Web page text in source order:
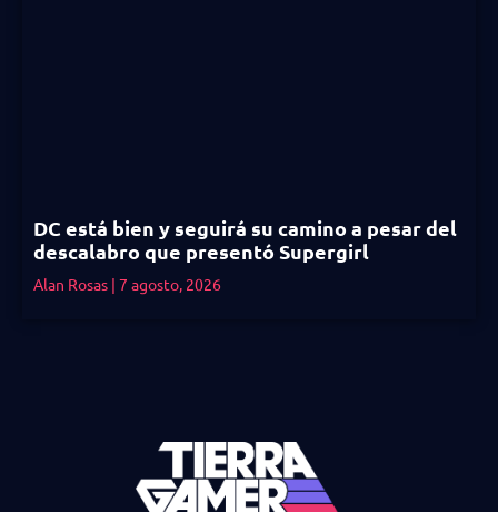
DC está bien y seguirá su camino a pesar del
descalabro que presentó Supergirl
Alan Rosas 7 agosto, 2026